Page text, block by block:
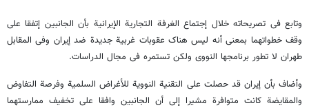
وتابع فی تصریحاته خلال إجتماع الغرفة التجاریة الإیرانیة بأن الجانبین إتفقا علی
وقف خطواتهما بمعنی أنه لیس هناک عقوبات غربیة جدیدة ضد إیران وفی المقابل
طهران لا تطور برنامجها النووی ولکن تستمره فی مجال الدراسات.
وأضاف بأن إیران قد حصلت علی التقنیة النوویة للأغراض السلمیة وفرصة التفاوض
والمقایضة کانت متوافرة مشیرا إلی أن الجانبین وافقا علی تخفیف ممارستهما